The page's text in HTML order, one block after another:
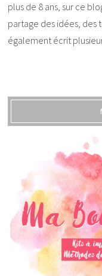
plus de 8 ans, sur ce
partage des idées, des
également écrit